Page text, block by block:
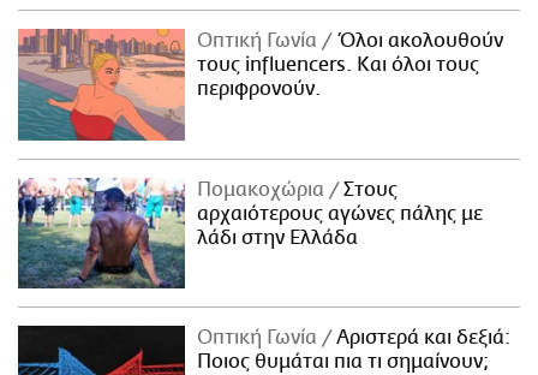
Οπτική Γωνία
Όλοι ακολουθούν
τους influencers. Και όλοι τους
περιφρονούν.
Πομακοχώρια
Στους
αρχαιότερους αγώνες πάλης με
λάδι στην Ελλάδα
Οπτική Γωνία
Αριστερά και δεξιά:
Ποιος θυμάται πια τι σημαίνουν;